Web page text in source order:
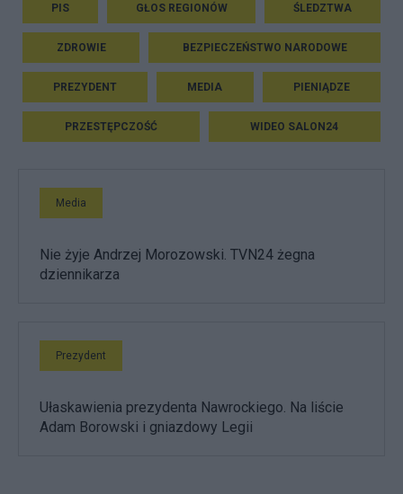
PIS GŁOS REGIONÓW ŚLEDZTWA
ZDROWIE BEZPIECZEŃSTWO NARODOWE
PREZYDENT MEDIA PIENIĄDZE
PRZESTĘPCZOŚĆ WIDEO SALON24
Media
Nie żyje Andrzej Morozowski. TVN24 żegna
dziennikarza
Prezydent
Ułaskawienia prezydenta Nawrockiego. Na liście
Adam Borowski i gniazdowy Legii